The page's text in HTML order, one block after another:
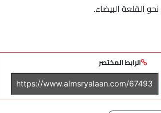
القلعة البيضاء.
الرابط المختصر